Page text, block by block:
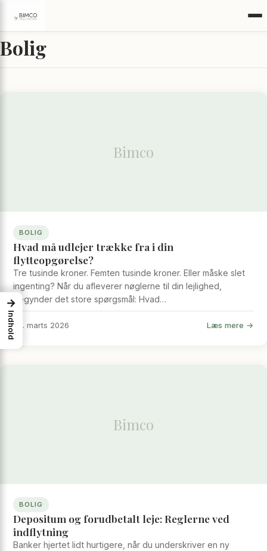
Bolig
Bimco
BOLIG
Hvad må udlejer trække fra i din
flytteopgørelse?
Tre tusinde kroner. Femten tusinde kroner. Eller måske slet
ingenting? Når du afleverer nøglerne til din lejlighed,
begynder det store spørgsmål: Hvad…
22. marts 2026 Læs mere →
Bimco
BOLIG
Depositum og forudbetalt leje: Reglerne ved
indflytning
Banker hjertet lidt hurtigere, når du underskriver en ny
→
Indhold